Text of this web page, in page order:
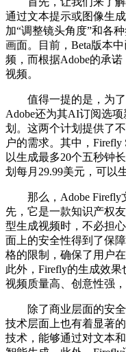
通过文本提示或图像生
加“调整镜头角度”和各
画面。目前，Beta版本
频，而根据Adobe的承
视频。
值得一提的是，为了
Adobe还为其AI订阅选项
划。这两个计划提供了
户的需求。其中，Firefly
以生成最多20个五秒钟
划每月29.99美元，可以
那么，Adobe Firefly
先，它是一款知识产权
型生成视频时，不必担
面上的安全性得到了保
格的限制，确保了用户
此外，Firefly的生成效
视频质量高、创意性强
除了商业层面的安全
技术层面上也有着显著
技术，能够通过对文本